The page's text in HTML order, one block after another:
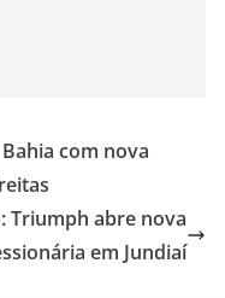
com nova
Triumph abre nova
em Jundiaí